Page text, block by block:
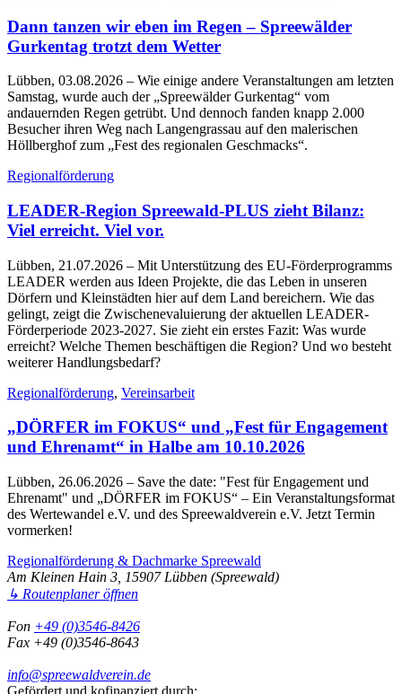
Dann tanzen wir eben im Regen – Spreewälder
Gurkentag trotzt dem Wetter
Lübben, 03.08.2026 – Wie einige andere Veranstaltungen am letzten
Samstag, wurde auch der „Spreewälder Gurkentag“ vom
andauernden Regen getrübt. Und dennoch fanden knapp 2.000
Besucher ihren Weg nach Langengrassau auf den malerischen
Höllberghof zum „Fest des regionalen Geschmacks“.
Regionalförderung
LEADER-Region Spreewald-PLUS zieht Bilanz:
Viel erreicht. Viel vor.
Lübben, 21.07.2026 – Mit Unterstützung des EU-Förderprogramms
LEADER werden aus Ideen Projekte, die das Leben in unseren
Dörfern und Kleinstädten hier auf dem Land bereichern. Wie das
gelingt, zeigt die Zwischenevaluierung der aktuellen LEADER-
Förderperiode 2023-2027. Sie zieht ein erstes Fazit: Was wurde
erreicht? Welche Themen beschäftigen die Region? Und wo besteht
weiterer Handlungsbedarf?
Regionalförderung, Vereinsarbeit
„DÖRFER im FOKUS“ und „Fest für Engagement
und Ehrenamt“ in Halbe am 10.10.2026
Lübben, 26.06.2026 – Save the date: "Fest für Engagement und
Ehrenamt" und „DÖRFER im FOKUS“ – Ein Veranstaltungsformat
des Wertewandel e.V. und des Spreewaldverein e.V. Jetzt Termin
vormerken!
Regionalförderung & Dachmarke Spreewald
Am Kleinen Hain 3, 15907 Lübben (Spreewald)
↳ Routenplaner öffnen
Fon +49 (0)3546-8426
Fax +49 (0)3546-8643
info@spreewaldverein.de